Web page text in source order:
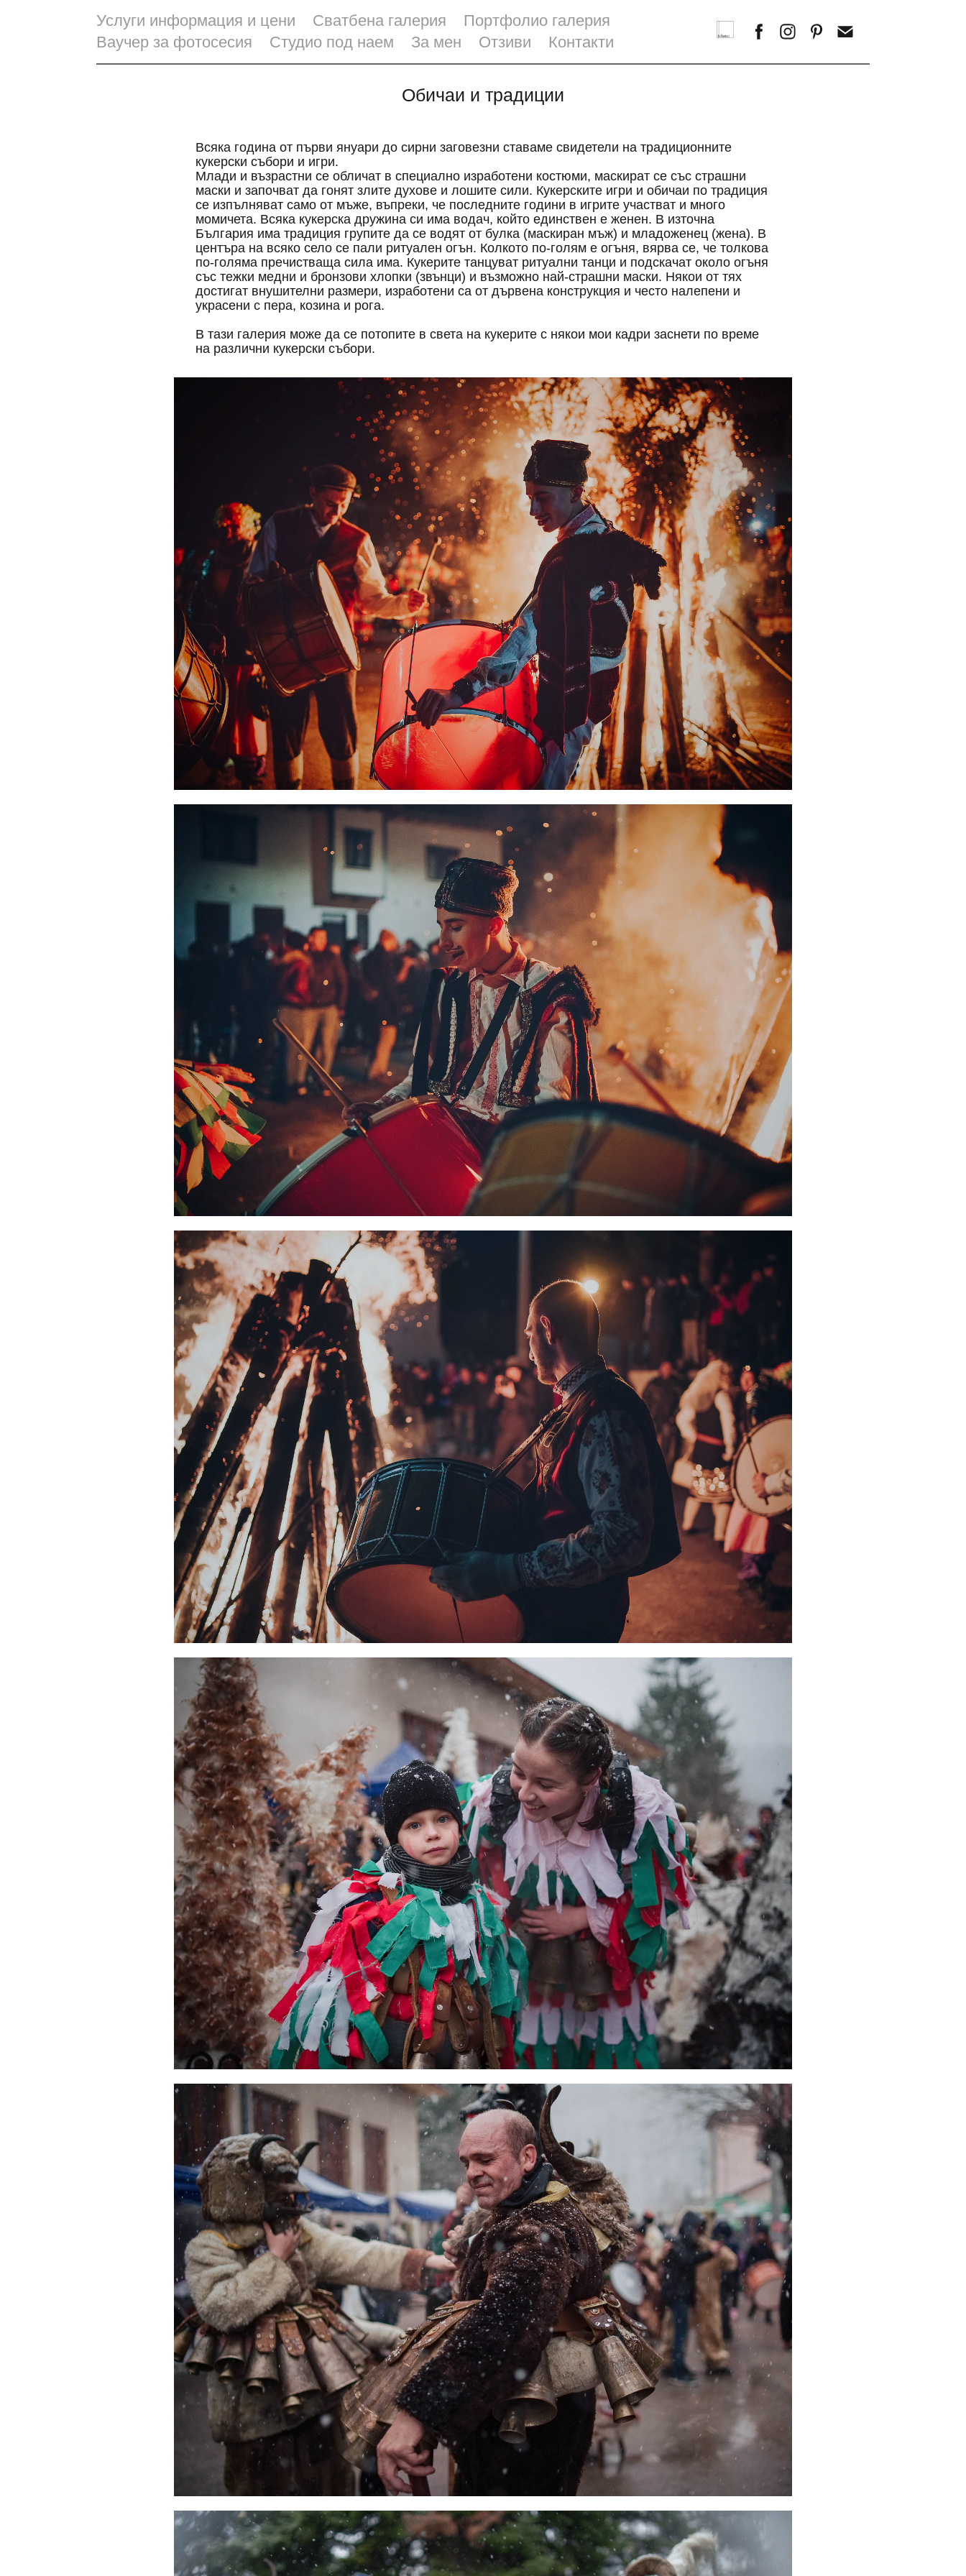
Услуги информация и цени Сватбена галерия
Портфолио галерия
Ваучер за фотосесия
Студио под наем За мен Отзиви Контакти
Обичаи и традиции
Всяка година от първи януари до сирни заговезни ставаме свидетели на традиционните
кукерски събори и игри.
Млади и възрастни се обличат в специално изработени костюми, маскират се със страшни
маски и започват да гонят злите духове и лошите сили. Кукерските игри и обичаи по традиция
се изпълняват само от мъже, въпреки, че последните години в игрите участват и много
момичета. Всяка кукерска дружина си има водач, който единствен е женен. В източна
България има традиция групите да се водят от булка (маскиран мъж) и младоженец (жена). В
центъра на всяко село се пали ритуален огън. Колкото по-голям е огъня, вярва се, че толкова
по-голяма прeчистваща сила има. Кукерите танцуват ритуални танци и подскачат около огъня
със тежки медни и бронзови хлопки (звънци) и възможно най-страшни маски. Някои от тях
достигат внушителни размери, изработени са от дървена конструкция и често налепени и
украсени с пера, козина и рога.
В тази галерия може да се потопите в света на кукерите с някои мои кадри заснети по време
на различни кукерски събори.